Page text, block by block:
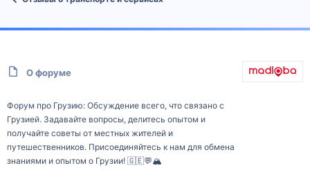
О форуме
Форум про Грузию: Обсуждение всего, что связано с
Грузией. Задавайте вопросы, делитесь опытом и
получайте советы от местных жителей и
путешественников. Присоединяйтесь к нам для обмена
знаниями и опытом о Грузии! 🇬🇪💬🏔️